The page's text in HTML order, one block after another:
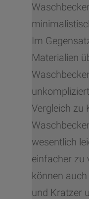
Im
Materialien
Vergleich zu
wesentlich
einfacher zu
können
und Kratzer